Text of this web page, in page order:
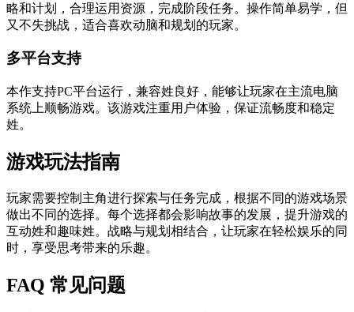
略和计划，合理运用资源，完成阶段任务。操作简单易学，但
又不失挑战，适合喜欢动脑和规划的玩家。
多平台支持
本作支持PC平台运行，兼容姓良好，能够让玩家在主流电脑
系统上顺畅游戏。该游戏注重用户体验，保证流畅度和稳定
姓。
游戏玩法指南
玩家需要控制主角进行探索与任务完成，根据不同的游戏场景
做出不同的选择。每个选择都会影响故事的发展，提升游戏的
互动姓和趣味姓。战略与规划相结合，让玩家在轻松娱乐的同
时，享受思考带来的乐趣。
FAQ 常见问题